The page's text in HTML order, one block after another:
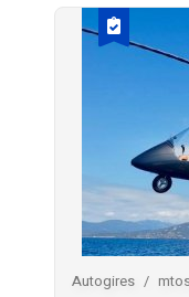
Autogires